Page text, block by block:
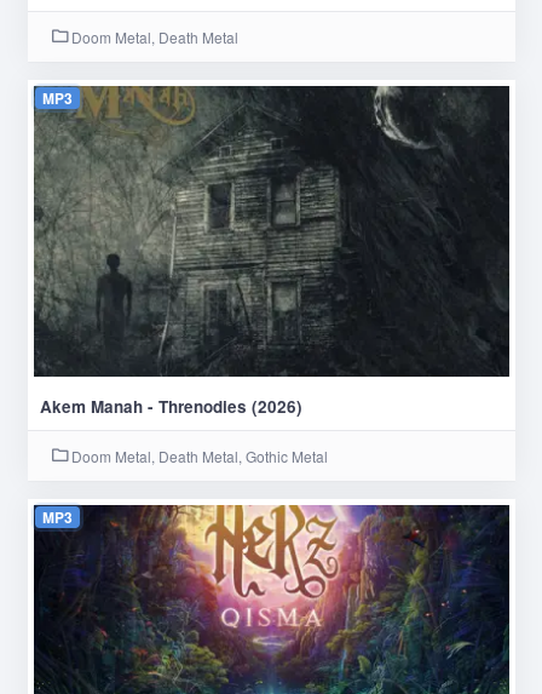
Doom Metal, Death Metal
MP3
Akem Manah - Threnodies (2026)
Doom Metal, Death Metal, Gothic Metal
MP3